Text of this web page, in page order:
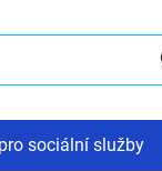
sociální služby